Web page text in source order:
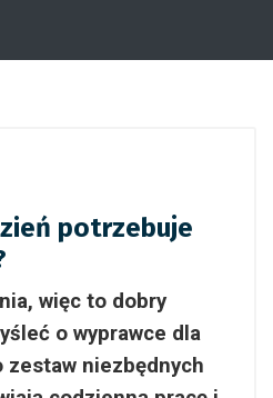
potrzebuje
więc to dobry
o wyprawce dla
zestaw niezbędnych